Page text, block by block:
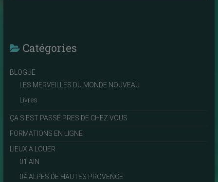
Catégories
BLOGUE
LES MERVEILLES DU MONDE NOUVEAU
Livres
ÇA S'EST PASSÉ PRES DE CHEZ VOUS
FORMATIONS EN LIGNE
LIEUX A LOUER
01 AIN
04 ALPES DE HAUTES PROVENCE